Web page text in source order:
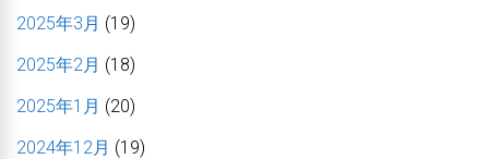
2025年3月 (19)
2025年2月 (18)
2025年1月 (20)
2024年12月 (19)